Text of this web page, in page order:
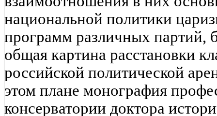
национальной политики
программ различных партий,
общая картина расстановки
российской политической
этом плане монография
консерватории доктора